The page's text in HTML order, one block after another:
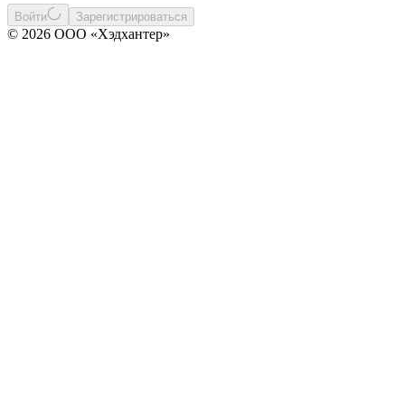
Войти Зарегистрироваться
© 2026 ООО «Хэдхантер»